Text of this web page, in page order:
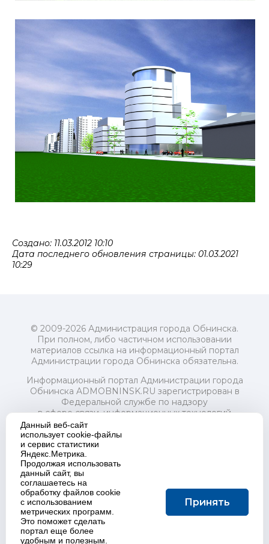
Создано: 11.03.2012 10:10
Дата последнего обновления страницы: 01.03.2021
10:29
© 2009-2026 Администрация города Обнинска.
При полном, либо частичном использовании
материалов ссылка на информационный портал
Администрации города Обнинска обязательна.
Информационный портал Администрации города
Обнинска ADMOBNINSK.RU зарегистрирован в
Федеральной службе по надзору
в сфере связи, информационных технологий
и массовых коммуникаций (Роскомнадзор) 24 июля
2018 года.
Свидетельство о регистрации Эл № ФС77-73321
Учредитель: Администрация (исполнительно-
распорядительный орган) городского округа "Город
Обнинск". Главный редактор: Байкова Е.А.
Адрес электронной почты Редакции:
redactor@admobninsk.ru
Телефон Редакции: +7 (484) 395-85-85
Настоящий ресурс содержит материалы 18+
Политика в отношении обработки персональных
Данный веб-сайт
использует cookie-файлы
и сервис статистики
Яндекс.Метрика.
Продолжая использовать
данный сайт, вы
соглашаетесь на
обработку файлов cookie
с использованием
метрических программ.
Это поможет сделать
портал еще более
удобным и полезным.
Принять